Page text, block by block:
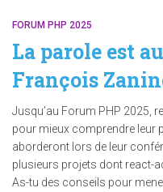
FORUM PHP 2025
La parole est
François
Jusqu’au Forum PHP 2025,
pour mieux comprendre leur
aborderont lors de leur
plusieurs projets dont react-
As-tu des conseils pour